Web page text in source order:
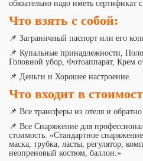
обязательно надо иметь сертификат
Что взять с собой:
📌 Заграничный паспорт или его
📌 Купальные принадлежности,
Головной убор, Фотоаппарат, Крем
📌 Деньги и Хорошее настроение.
Что входит в
📌 Все трансферы из отеля и
📌 Все Снаряжение для
стоимость. «Стандартное
маска, трубка, ласты, регулятор,
неопреновый костюм, баллон.»